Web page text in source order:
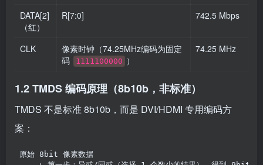
DATA[2]
（红）
R[7:0] 742.5 Mbps
CLK
像素时钟（74.25MHz编码为固定
码
1111100000 ）
74.25 MHz
1.2 TMDS 编码原理（8b10b，非标准）
TMDS 不是标准 8b10b，而是 DVI/HDMI 专用编码方
案：
原始 8bit 像素数据